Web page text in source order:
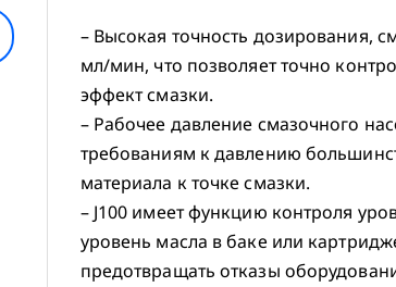
– Высокая точность дозирования,
мл/мин, что позволяет точно
эффект смазки.
– Рабочее давление смазочного
требованиям к давлению
материала к точке смазки.
– J100 имеет функцию контроля
уровень масла в баке или
предотвращать отказы